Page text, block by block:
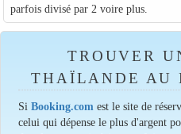
parfois divisé par 2 voire plus.
TROUVER
THAÏLANDE AU
SiBooking.com est le site de
celui qui dépense le plus d'argent